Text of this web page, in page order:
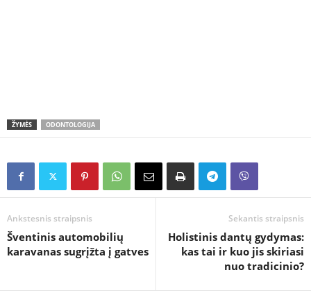
ŽYMĖS ODONTOLOGIJA
Ankstesnis straipsnis
Šventinis automobilių
karavanas sugrįžta į gatves
Sekantis straipsnis
Holistinis dantų gydymas:
kas tai ir kuo jis skiriasi
nuo tradicinio?